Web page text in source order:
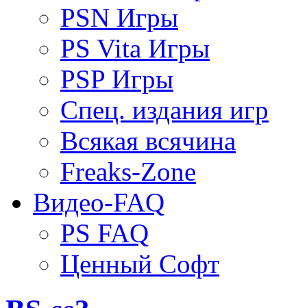
PSN Игры
PS Vita Игры
PSP Игры
Спец. издания игр
Всякая всячина
Freaks-Zone
Видео-FAQ
PS FAQ
Ценный Софт